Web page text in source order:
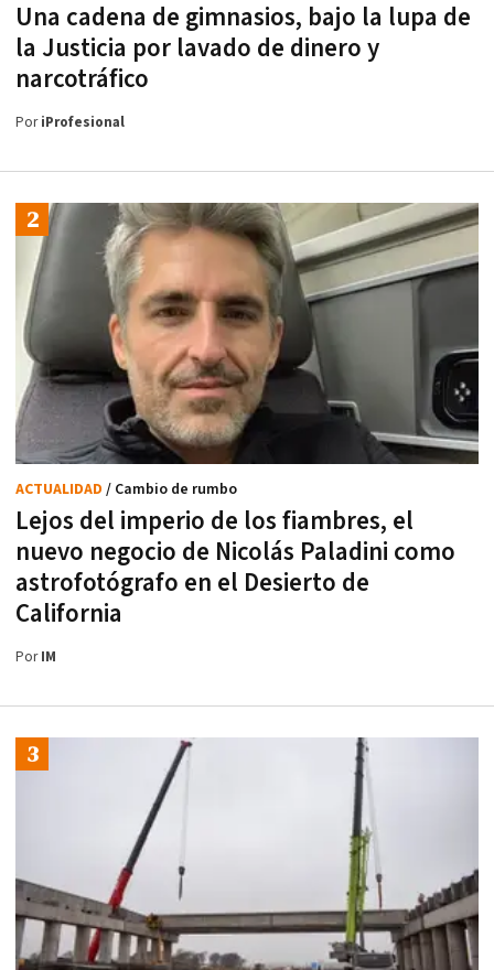
Una cadena de gimnasios, bajo la lupa de
la Justicia por lavado de dinero y
narcotráfico
PoriProfesional
Lejos del imperio de los fiambres, el
nuevo negocio de Nicolás Paladini como
astrofotógrafo en el Desierto de
California
ACTUALIDAD / Cambio de rumbo
PorIM